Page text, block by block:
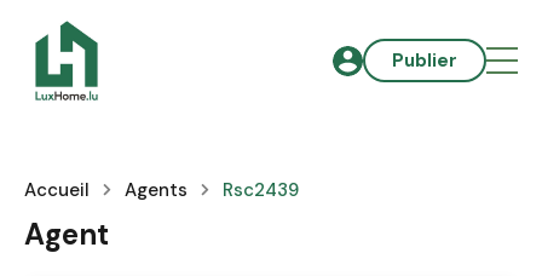
Publier
Accueil Agents Rsc2439
Agent